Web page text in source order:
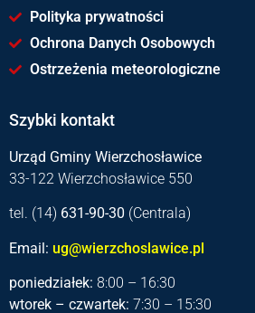
Polityka prywatności
Ochrona Danych Osobowych
Ostrzeżenia meteorologiczne
Szybki kontakt
Urząd Gminy Wierzchosławice
33-122 Wierzchosławice 550
tel. (14) 631-90-30 (Centrala)
Email: ug@wierzchoslawice.pl
poniedziałek: 8:00 – 16:30
wtorek – czwartek: 7:30 – 15:30